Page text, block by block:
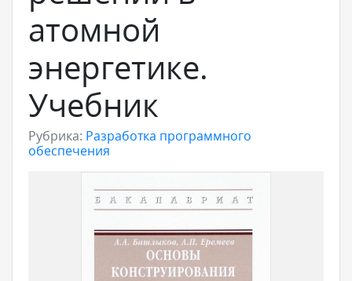
атомной
энергетике.
Учебник
Рубрика: Разработка программного
обеспечения